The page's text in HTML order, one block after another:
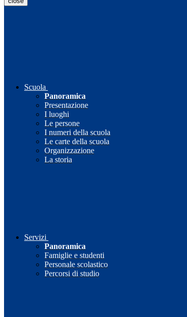
Scuola
Panoramica
Presentazione
I luoghi
Le persone
I numeri della scuola
Le carte della scuola
Organizzazione
La storia
Servizi
Panoramica
Famiglie e studenti
Personale scolastico
Percorsi di studio